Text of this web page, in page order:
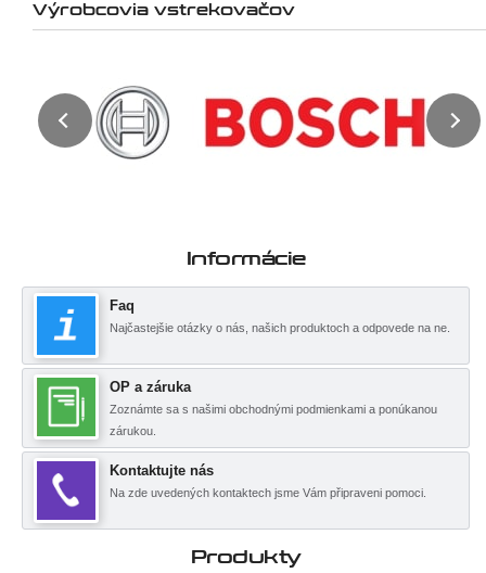
Výrobcovia vstrekovačov
Informácie
Faq
Najčastejšie otázky o nás, našich produktoch a odpovede na ne.
OP a záruka
Zoznámte sa s našimi obchodnými podmienkami a ponúkanou
zárukou.
Kontaktujte nás
Na zde uvedených kontaktech jsme Vám připraveni pomoci.
Produkty